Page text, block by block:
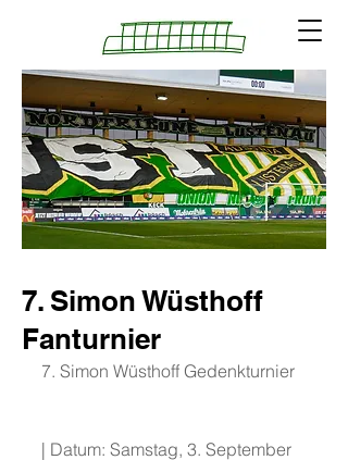
7. Simon Wüsthoff
Fanturnier
7. Simon Wüsthoff Gedenkturnier
| Datum: Samstag, 3. September